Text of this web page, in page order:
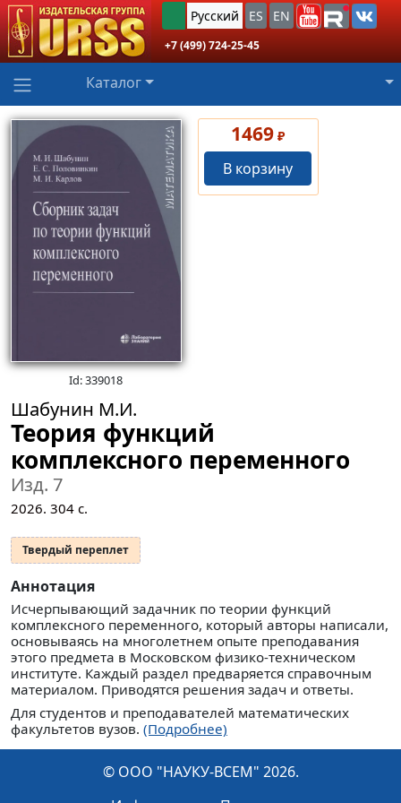
Русский ES EN
+7 (499) 724-25-45
Каталог
Id: 339018
1469 ₽
В корзину
Шабунин М.И.
Теория функций
комплексного переменного
Изд. 7
2026. 304 с.
Твердый переплет
Аннотация
Исчерпывающий задачник по теории функций
комплексного переменного, который авторы написали,
основываясь на многолетнем опыте преподавания
этого предмета в Московском физико-техническом
институте. Каждый раздел предваряется справочным
материалом. Приводятся решения задач и ответы.
Для студентов и преподавателей математических
факультетов вузов. (Подробнее)
© ООО "НАУКУ-ВСЕМ" 2026.